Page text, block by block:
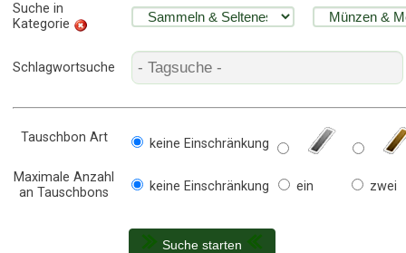
Suche in
Kategorie
Schlagwortsuche
Tauschbon Art keine Einschränkung
Maximale Anzahl
an Tauschbons
keine Einschränkung ein zwei
Suche starten